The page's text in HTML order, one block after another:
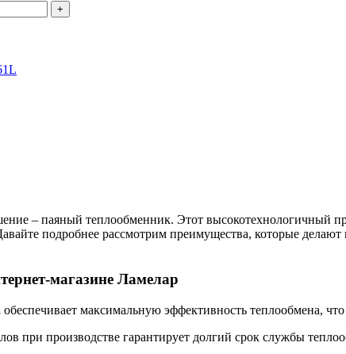
– паяный теплообменник. Этот высокотехнологичный
подробнее рассмотрим преимущества, которые
магазине Ламелар
обеспечивает максимальную эффективность теплообмена,
при производстве гарантирует долгий срок службы